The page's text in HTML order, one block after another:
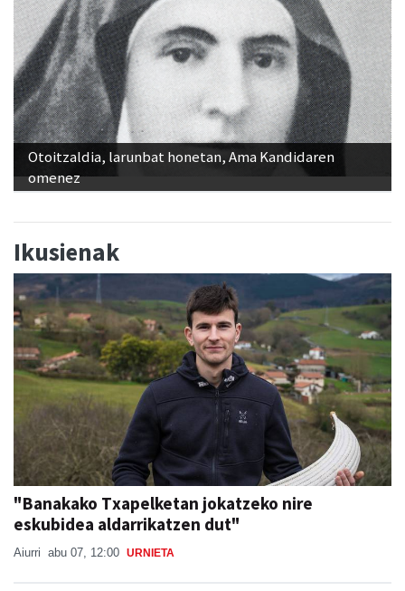
Otoitzaldia, larunbat honetan, Ama Kandidaren
omenez
Ikusienak
"Banakako Txapelketan jokatzeko nire
eskubidea aldarrikatzen dut"
Aiurri abu 07, 12:00 URNIETA